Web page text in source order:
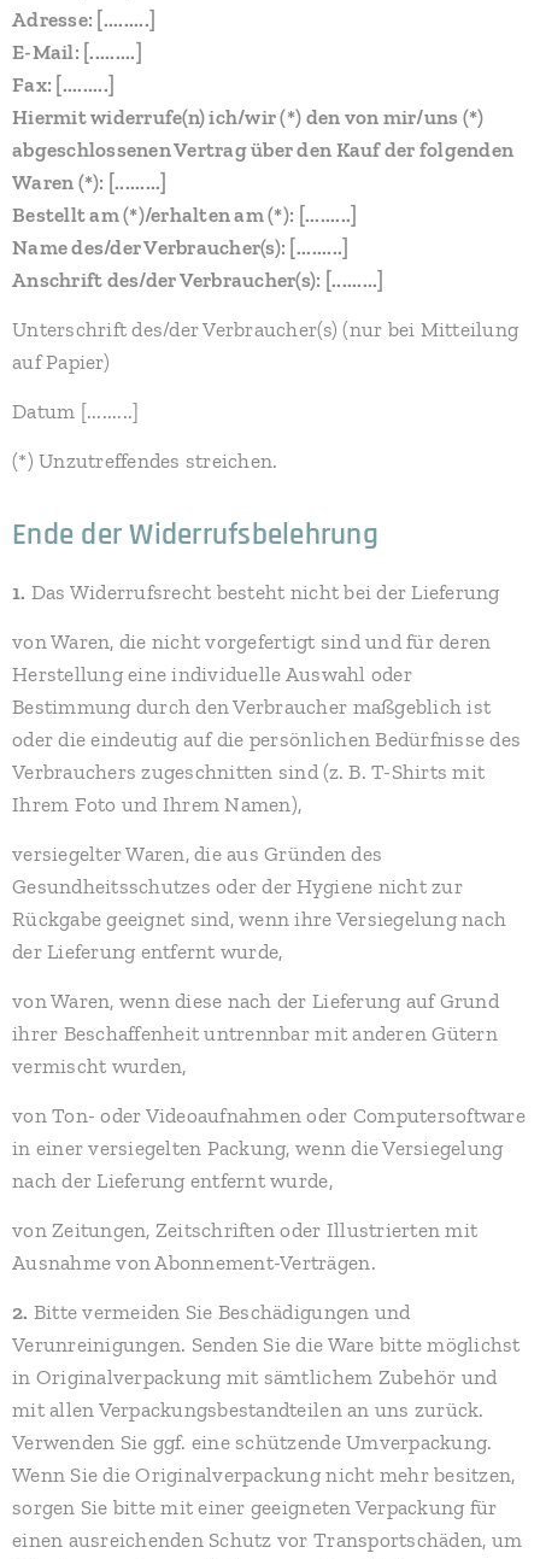
Adresse: [.........]
E-Mail: [.........]
Fax: [.........]
Hiermit widerrufe(n) ich/wir (*) den von mir/uns (*)
abgeschlossenen Vertrag über den Kauf der folgenden
Waren (*): [.........]
Bestellt am (*)/erhalten am (*): [.........]
Name des/der Verbraucher(s): [.........]
Anschrift des/der Verbraucher(s): [.........]
Unterschrift des/der Verbraucher(s) (nur bei Mitteilung
auf Papier)
Datum [.........]
(*) Unzutreffendes streichen.
Ende der Widerrufsbelehrung
1. Das Widerrufsrecht besteht nicht bei der Lieferung
von Waren, die nicht vorgefertigt sind und für deren
Herstellung eine individuelle Auswahl oder
Bestimmung durch den Verbraucher maßgeblich ist
oder die eindeutig auf die persönlichen Bedürfnisse des
Verbrauchers zugeschnitten sind (z. B. T-Shirts mit
Ihrem Foto und Ihrem Namen),
versiegelter Waren, die aus Gründen des
Gesundheitsschutzes oder der Hygiene nicht zur
Rückgabe geeignet sind, wenn ihre Versiegelung nach
der Lieferung entfernt wurde,
von Waren, wenn diese nach der Lieferung auf Grund
ihrer Beschaffenheit untrennbar mit anderen Gütern
vermischt wurden,
von Ton- oder Videoaufnahmen oder Computersoftware
in einer versiegelten Packung, wenn die Versiegelung
nach der Lieferung entfernt wurde,
von Zeitungen, Zeitschriften oder Illustrierten mit
Ausnahme von Abonnement-Verträgen.
2. Bitte vermeiden Sie Beschädigungen und
Verunreinigungen. Senden Sie die Ware bitte möglichst
in Originalverpackung mit sämtlichem Zubehör und
mit allen Verpackungsbestandteilen an uns zurück.
Verwenden Sie ggf. eine schützende Umverpackung.
Wenn Sie die Originalverpackung nicht mehr besitzen,
sorgen Sie bitte mit einer geeigneten Verpackung für
einen ausreichenden Schutz vor Transportschäden, um